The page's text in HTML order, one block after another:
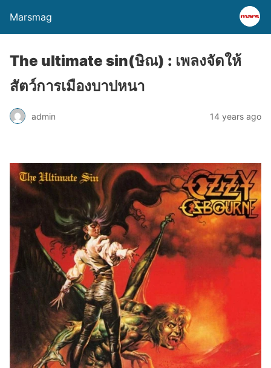
Marsmag
The ultimate sin(ษิณ) : เพลงจัดให้
สัตว์การเมืองบาปหนา
admin 14 years ago